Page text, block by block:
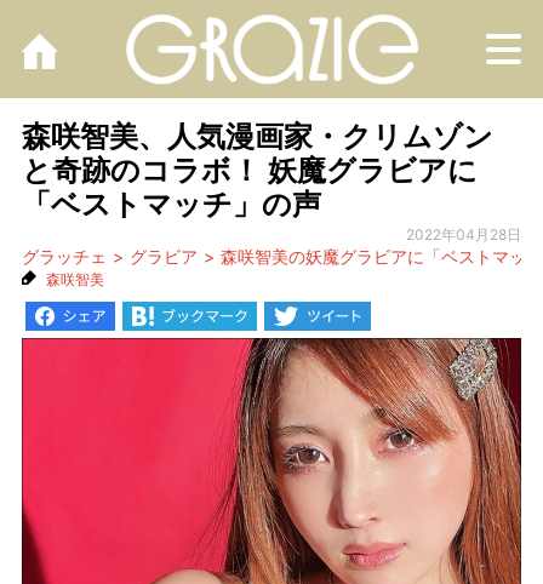
森咲智美、人気漫画家・クリムゾン
と奇跡のコラボ！ 妖魔グラビアに
「ベストマッチ」の声
2022年04月28日
グラッチェ グラビア 森咲智美の妖魔グラビアに「ベストマッ
森咲智美